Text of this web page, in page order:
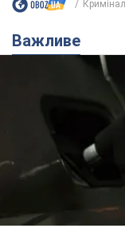
Важливе